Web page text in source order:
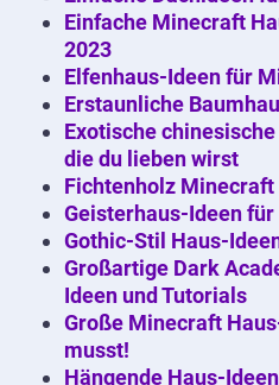
Einfache Minecraft
2023
Elfenhaus-Ideen für
Erstaunliche
Exotische
die du lieben wirst
Fichtenholz
Geisterhaus-Ideen
Gothic-Stil Haus-
Großartige Dark
Ideen und Tutorials
Große Minecraft
musst!
Hängende Haus-